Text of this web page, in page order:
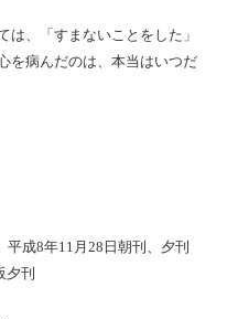
は、「すまないことをした」
を病んだのは、本当はいつだ
成8年11月28日朝刊、夕刊
刊